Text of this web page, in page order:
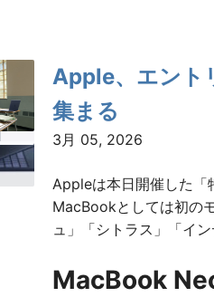
Apple、エント
集まる
3月 05, 2026
Appleは本日開催した「
MacBookとしては初の
ュ」「シトラス」「イ
MacBook